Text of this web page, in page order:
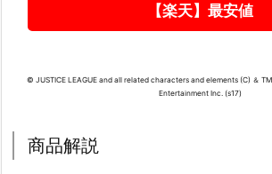
【楽天】最安値
© JUSTICE LEAGUE and all related characters and elements (C) ＆
Entertainment Inc. (s17)
商品解説